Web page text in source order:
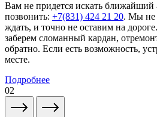
Вам не придется искать ближайший
позвонить: +7(831) 424 21 20. Мы не
ждать, и точно не оставим на
заберем сломанный кардан,
обратно. Если есть возможность,
месте.
Подробнее
02